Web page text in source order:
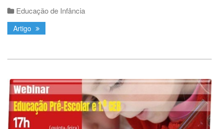
Educação de Infância
Artigo